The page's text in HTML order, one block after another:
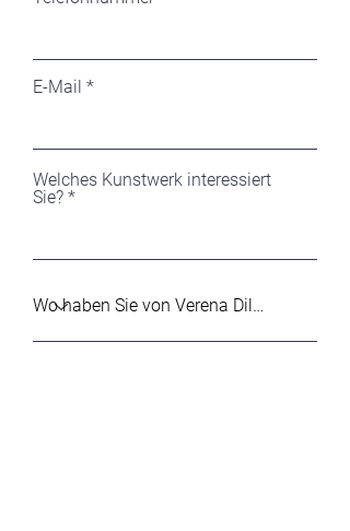
E-Mail
Welches Kunstwerk interessiert
Sie?